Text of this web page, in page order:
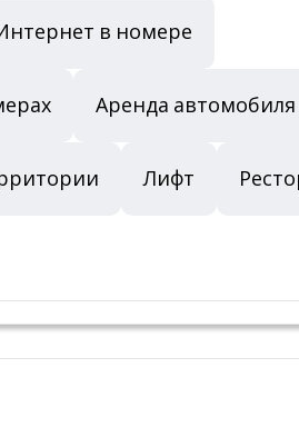
в номере
Аренда автомобиля
Лифт